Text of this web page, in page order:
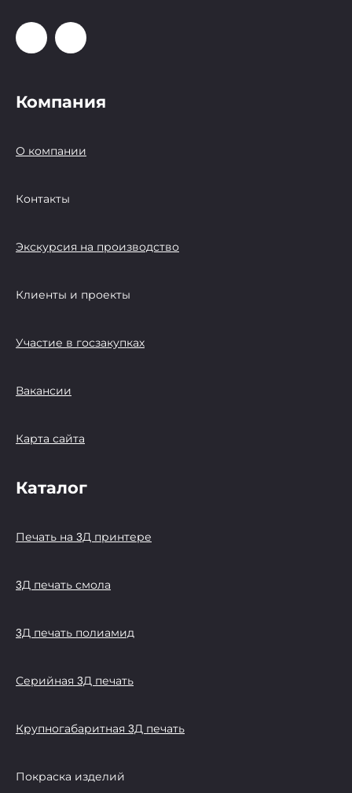
Компания
О компании
Контакты
Экскурсия на производство
Клиенты и проекты
Участие в госзакупках
Вакансии
Карта сайта
Каталог
Печать на 3Д принтере
3Д печать смола
3Д печать полиамид
Серийная 3Д печать
Крупногабаритная 3Д печать
Покраска изделий